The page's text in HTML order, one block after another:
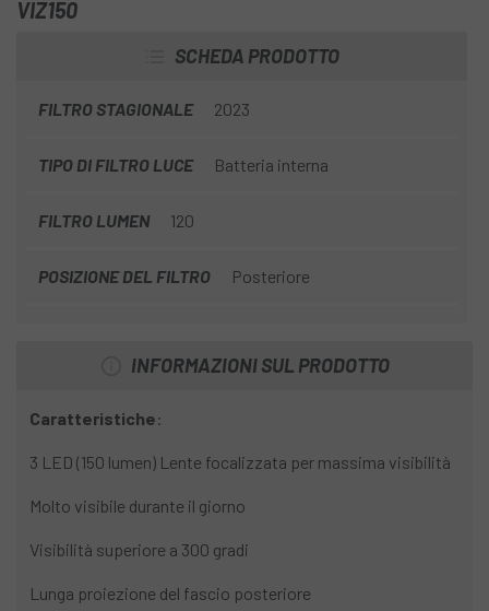
VIZ150
SCHEDA PRODOTTO
FILTRO STAGIONALE 2023
TIPO DI FILTRO LUCE Batteria interna
FILTRO LUMEN 120
POSIZIONE DEL FILTRO Posteriore
INFORMAZIONI SUL PRODOTTO
Caratteristiche:
3 LED (150 lumen) Lente focalizzata per massima visibilità
Molto visibile durante il giorno
Visibilità superiore a 300 gradi
Lunga proiezione del fascio posteriore